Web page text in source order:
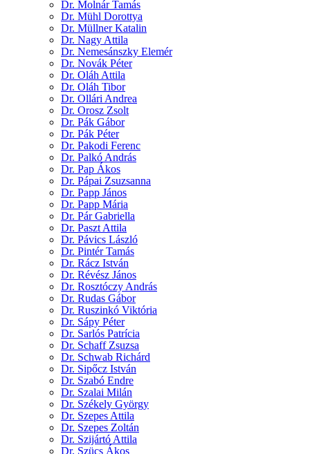
Dr. Molnár Tamás
Dr. Mühl Dorottya
Dr. Müllner Katalin
Dr. Nagy Attila
Dr. Nemesánszky Elemér
Dr. Novák Péter
Dr. Oláh Attila
Dr. Oláh Tibor
Dr. Ollári Andrea
Dr. Orosz Zsolt
Dr. Pák Gábor
Dr. Pák Péter
Dr. Pakodi Ferenc
Dr. Palkó András
Dr. Pap Ákos
Dr. Pápai Zsuzsanna
Dr. Papp János
Dr. Papp Mária
Dr. Pár Gabriella
Dr. Paszt Attila
Dr. Pávics László
Dr. Pintér Tamás
Dr. Rácz István
Dr. Révész János
Dr. Rosztóczy András
Dr. Rudas Gábor
Dr. Ruszinkó Viktória
Dr. Sápy Péter
Dr. Sarlós Patrícia
Dr. Schaff Zsuzsa
Dr. Schwab Richárd
Dr. Sipőcz István
Dr. Szabó Endre
Dr. Szalai Milán
Dr. Székely György
Dr. Szepes Attila
Dr. Szepes Zoltán
Dr. Szijártó Attila
Dr. Szücs Ákos